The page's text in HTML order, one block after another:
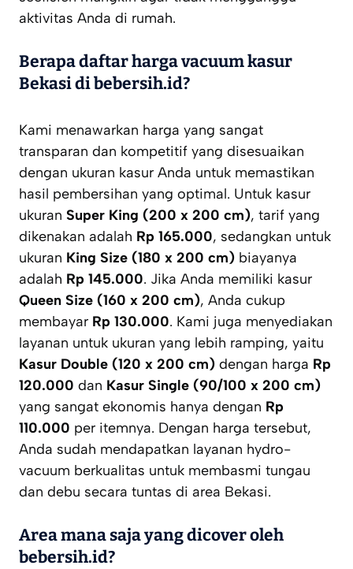
aktivitas Anda di rumah.
Berapa daftar harga vacuum kasur
Bekasi di bebersih.id?
Kami menawarkan harga yang sangat
transparan dan kompetitif yang disesuaikan
dengan ukuran kasur Anda untuk memastikan
hasil pembersihan yang optimal. Untuk kasur
ukuran Super King (200 x 200 cm), tarif yang
dikenakan adalah Rp 165.000, sedangkan untuk
ukuran King Size (180 x 200 cm) biayanya
adalah Rp 145.000. Jika Anda memiliki kasur
Queen Size (160 x 200 cm), Anda cukup
membayar Rp 130.000. Kami juga menyediakan
layanan untuk ukuran yang lebih ramping, yaitu
Kasur Double (120 x 200 cm) dengan harga Rp
120.000 dan Kasur Single (90/100 x 200 cm)
yang sangat ekonomis hanya dengan Rp
110.000 per itemnya. Dengan harga tersebut,
Anda sudah mendapatkan layanan hydro-
vacuum berkualitas untuk membasmi tungau
dan debu secara tuntas di area Bekasi.
Area mana saja yang dicover oleh
bebersih.id?